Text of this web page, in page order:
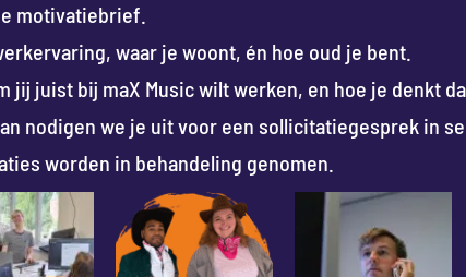
motivatiebrief.
waar je woont, én hoe oud je bent.
juist bij maX Music wilt werken, en hoe je denkt
nodigen we je uit voor een sollicitatiegesprek in
worden in behandeling genomen.